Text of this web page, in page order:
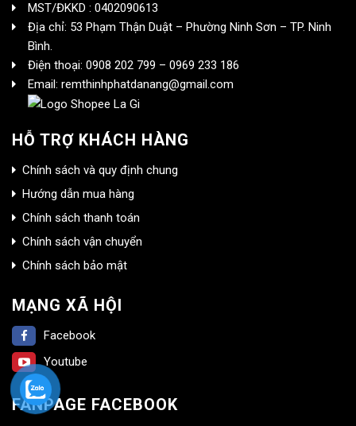
MST/ĐKKD : 0402090613
Địa chỉ: 53 Phạm Thận Duật – Phường Ninh Sơn – TP. Ninh
Bình.
Điện thoại: 0908 202 799 – 0969 233 186
Email: remthinhphatdanang@gmail.com
HỖ TRỢ KHÁCH HÀNG
Chính sách và quy định chung
Hướng dẫn mua hàng
Chính sách thanh toán
Chính sách vận chuyển
Chính sách bảo mật
MẠNG XÃ HỘI
Facebook
Youtube
FANPAGE FACEBOOK